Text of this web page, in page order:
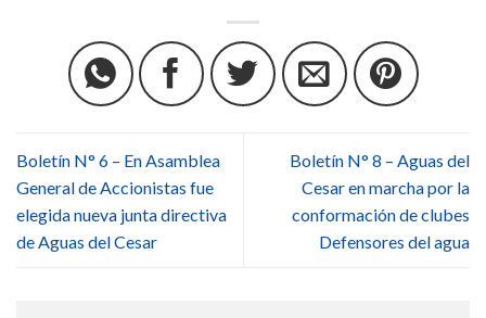
Boletín N° 6 – En Asamblea
General de Accionistas fue
elegida nueva junta directiva
de Aguas del Cesar
Boletín N° 8 – Aguas del
Cesar en marcha por la
conformación de clubes
Defensores del agua